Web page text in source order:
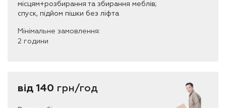
місцям+розбирання та збирання меблів;
спуск, підйом пішки без ліфта
Мінімальне замовлення:
2 години
від 140 грн/год